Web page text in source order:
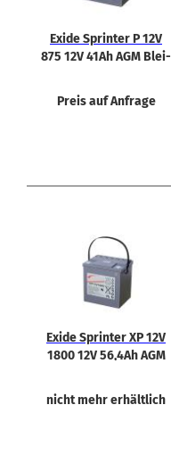
Exide Sprin­ter P 12V
875 12V 41Ah AGM Blei­
Preis auf Anfrage
Exide Sprin­ter XP 12V
1800 12V 56,4Ah AGM
nicht mehr erhältlich